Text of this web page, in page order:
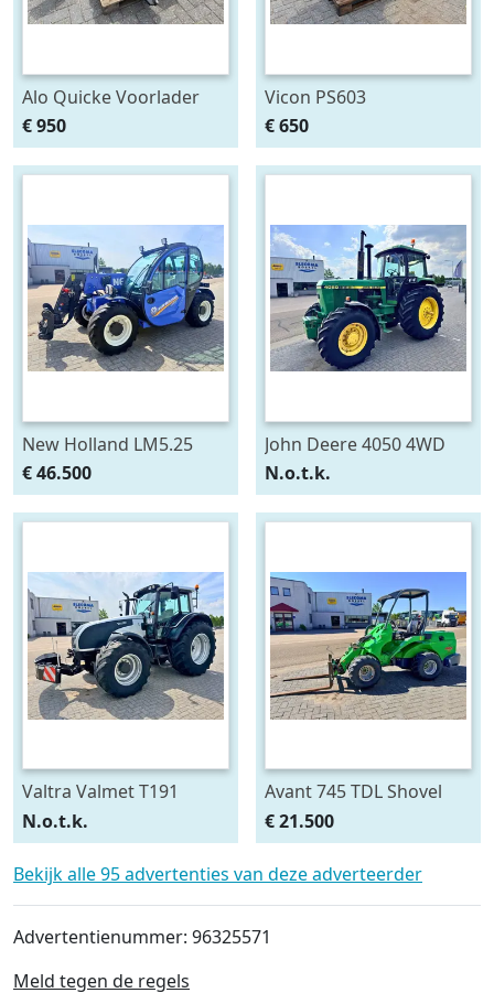
Alo Quicke Voorlader
aanbouwdelen T6000
Delta
€ 950
Vicon PS603
Pendelstrooier
€ 650
New Holland LM5.25
Verreiker
€ 46.500
John Deere 4050 4WD
N.o.t.k.
Valtra Valmet T191
HiTech
N.o.t.k.
Avant 745 TDL Shovel
€ 21.500
Bekijk alle 95 advertenties van deze adverteerder
Advertentienummer: 96325571
Meld tegen de regels